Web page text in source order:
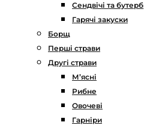
Сендвічі та
Гарячі закуски
Борщ
Перші страви
Другі страви
М’ясні
Рибне
Овочеві
Гарніри